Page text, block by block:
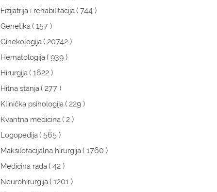
Fizijatrija i rehabilitacija( 744 )
Genetika( 157 )
Ginekologija( 20742 )
Hematologija( 939 )
Hirurgija( 1622 )
Hitna stanja( 277 )
Klinička psihologija( 229 )
Kvantna medicina( 2 )
Logopedija( 565 )
Maksilofacijalna hirurgija( 1760 )
Medicina rada( 42 )
Neurohirurgija( 1201 )